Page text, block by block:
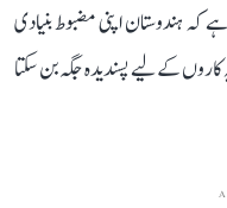
ہندوستان اپنی مضبوط بنیادی
کاروں کے لیے پسندیدہ جگہ بن سکتا